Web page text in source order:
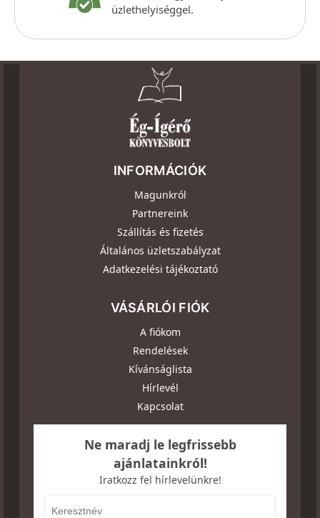
üzlethelyiséggel.
INFORMÁCIÓK
Magunkról
Partnereink
Szállítás és fizetés
Általános üzletszabályzat
Adatkezelési tájékoztató
VÁSÁRLÓI FIÓK
A fiókom
Rendelések
Kívánságlista
Hírlevél
Kapcsolat
Ne maradj le legfrissebb
ajánlatainkról!
Iratkozz fel hírlevelünkre!